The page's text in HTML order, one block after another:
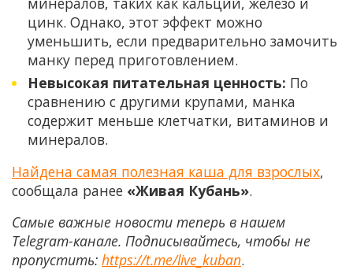
цинк. Однако, этот эффект можно
уменьшить, если предварительно замочить
манку перед приготовлением.
Невысокая питательная ценность: По
сравнению с другими крупами, манка
содержит меньше клетчатки, витаминов и
минералов.
Найдена самая полезная каша для взрослых,
сообщала ранее «Живая Кубань».
Самые важные новости теперь в нашем
Telegram-канале. Подписывайтесь, чтобы не
пропустить: https://t.me/live_kuban.